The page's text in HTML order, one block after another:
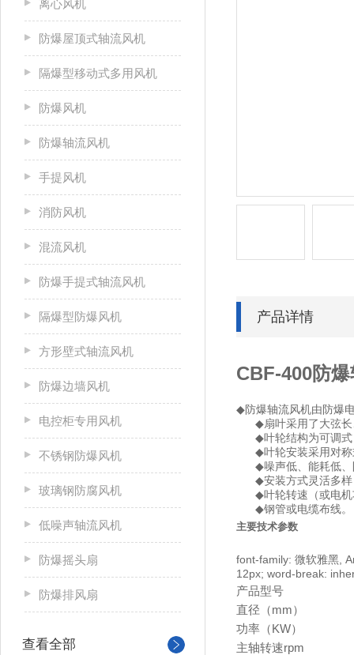
离心风机
防爆屋顶式轴流风机
隔爆型移动式多用风机
防爆风机
防爆轴流风机
手提风机
消防风机
混流风机
防爆手提式轴流风机
隔爆型防爆风机
方形壁式轴流风机
防爆边墙风机
电控柜专用风机
不锈钢防爆风机
玻璃钢防腐风机
低噪声轴流风机
防爆摇头扇
防爆排风扇
查看全部
产品详情
CBF-400防
◆防爆轴流风机由防爆
◆扇叶采用了大弦
◆叶轮结构为可调
◆叶轮安装采用对
◆噪声低、能耗低
◆安装方式灵活多
◆叶轮转速（或电
◆钢管或电缆布线
主要技术参数
font-family: 微软雅黑,
12px; word-break:
产品型号
直径（mm）
功率（KW）
主轴转速rpm